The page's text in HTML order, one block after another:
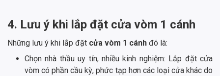
4. Lưu ý khi lắp đặt cửa vòm 1 cánh
Những lưu ý khi lắp đặt cửa vòm 1 cánh đó là:
Chọn nhà thầu uy tín, nhiều kinh nghiệm: Lắp đặt cửa
vòm có phần cầu kỳ, phức tạp hơn các loại cửa khác do